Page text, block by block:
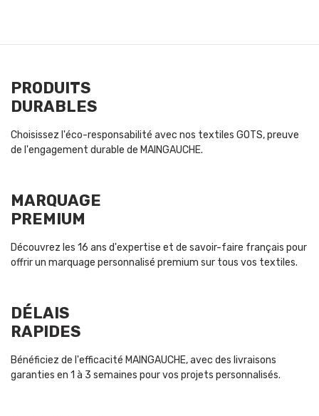
PRODUITS
DURABLES
Choisissez l'éco-responsabilité avec nos textiles GOTS, preuve
de l'engagement durable de MAINGAUCHE.
MARQUAGE
PREMIUM
Découvrez les 16 ans d'expertise et de savoir-faire français pour
offrir un marquage personnalisé premium sur tous vos textiles.
DÉLAIS
RAPIDES
Bénéficiez de l'efficacité MAINGAUCHE, avec des livraisons
garanties en 1 à 3 semaines pour vos projets personnalisés.